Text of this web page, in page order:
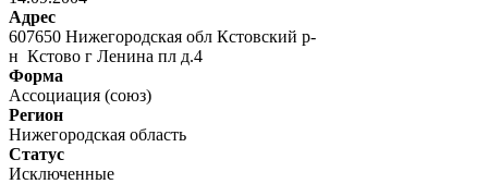
Адрес
607650 Нижегородская обл Кстовский р-
н Кстово г Ленина пл д.4
Форма
Ассоциация (союз)
Регион
Нижегородская область
Статус
Исключенные